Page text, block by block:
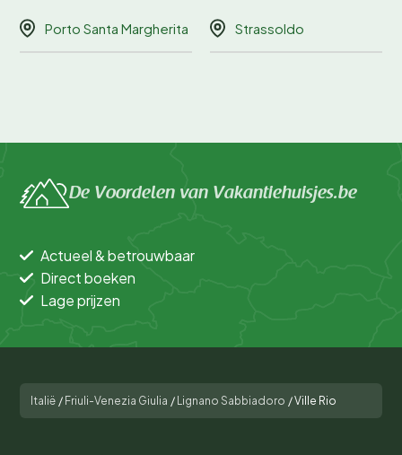
Porto Santa Margherita Strassoldo
De Voordelen van Vakantiehuisjes.be
Actueel & betrouwbaar
Direct boeken
Lage prijzen
Italië / Friuli-Venezia Giulia / Lignano Sabbiadoro /Ville Rio